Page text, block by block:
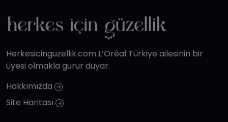
Herkesicinguzellik.com L’Oréal Türkiye ailesinin bir
üyesi olmakla gurur duyar.
Hakkımızda
Site Haritası